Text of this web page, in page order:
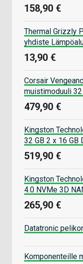
158,90 €
Thermal Grizzly
yhdiste
13,90 €
Corsair
muistimoduuli 32
479,90 €
Kingston
32 GB 2 x 16 GB
519,90 €
Kingston
4.0 NVMe 3D
265,90 €
Datatronic
Komponenteille